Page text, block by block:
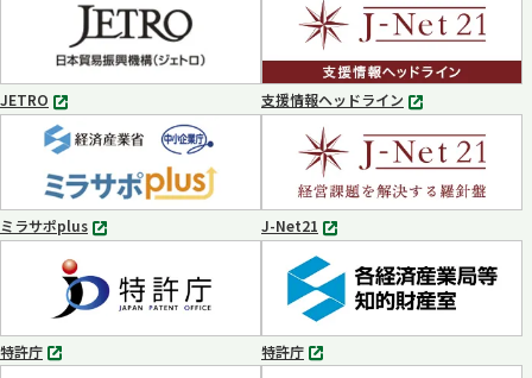
開
く
JETRO
別
タ
ブ
で
開
く
支援情報ヘッドライン
別
タ
ブ
で
開
く
ミラサポplus
別
ブ
で
開
く
J-Net21
別
タ
ブ
で
開
く
特許庁
別
特許庁
別